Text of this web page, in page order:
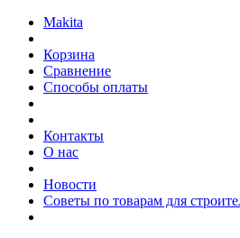
Makita
Корзина
Сравнение
Способы оплаты
Контакты
О нас
Новости
Советы по товарам для